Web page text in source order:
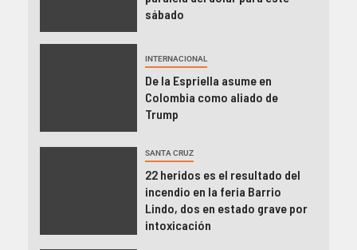
sábado
INTERNACIONAL
De la Espriella asume en
Colombia como aliado de
Trump
SANTA CRUZ
22 heridos es el resultado del
incendio en la feria Barrio
Lindo, dos en estado grave por
intoxicación